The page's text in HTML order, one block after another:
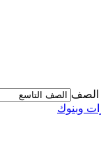
الصف
وبنوك